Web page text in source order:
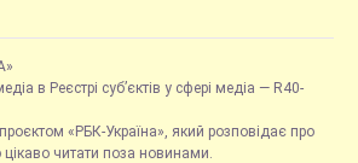
в Реєстрі суб’єктів у сфері медіа — R40-
«РБК-Україна», який розповідає про
читати поза новинами.